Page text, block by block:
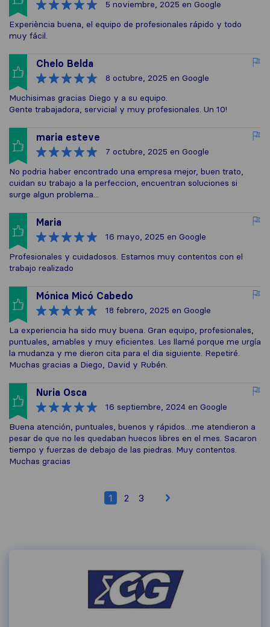
5 noviembre, 2025 en Google
Experiència buena, el equipo de profesionales rápido y todo
muy fácil.
Chelo Belda
8 octubre, 2025 en Google
Muchisimas gracias Diego y a su equipo.
Gente trabajadora, servicial y muy profesionales. Un 10!
maria esteve
7 octubre, 2025 en Google
No podria haber encontrado una empresa mejor, buen trato,
cuidan su trabajo a la perfeccion, encuentran soluciones si
surge algun problema...
Maria
16 mayo, 2025 en Google
Profesionales y cuidadosos. Estamos muy contentos con el
trabajo realizado
Mónica Micó Cabedo
18 febrero, 2025 en Google
La experiencia ha sido muy buena. Gran equipo, profesionales,
puntuales, amables y muy eficientes. Les llamé porque me urgía
la mudanza y me dieron cita para el dia siguiente. Repetiré.
Muchas gracias a Diego, David y Rubén.
Nuria Osca
16 septiembre, 2024 en Google
Buena atención, puntuales, buenos y rápidos…me atendieron a
pesar de que no les quedaban huecos libres en el mes. Sacaron
tiempo y fuerzas de debajo de las piedras. Muy contentos.
Muchas gracias
1 2 3